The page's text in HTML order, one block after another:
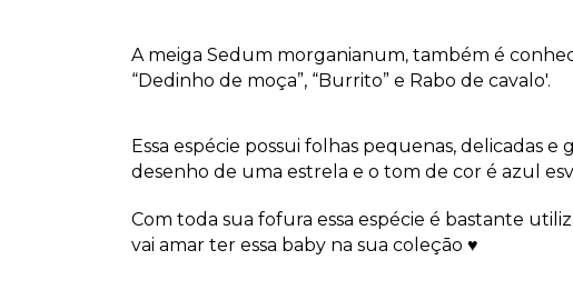
A meiga Sedum morganianum, também é
“Dedinho de moça”, “Burrito” e Rabo de cavalo'.
Essa espécie possui folhas pequenas, delicadas
desenho de uma estrela e o tom de cor é azul
Com toda sua fofura essa espécie é bastante
vai amar ter essa baby na sua coleçāo ♥